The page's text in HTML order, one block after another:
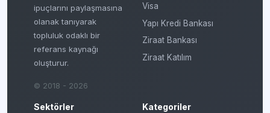
ipuçlarını paylaşmasına
olanak tanıyarak
topluluk odaklı bir
referans kaynağı
oluşturur.
© 2018 - 2026
Visa
Yapı Kredi Bankası
Ziraat Bankası
Ziraat Katılım
Sektörler Kategoriler